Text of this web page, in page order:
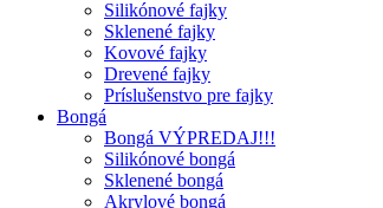
Silikónové fajky
Sklenené fajky
Kovové fajky
Drevené fajky
Príslušenstvo pre fajky
Bongá
Bongá VÝPREDAJ!!!
Silikónové bongá
Sklenené bongá
Akrylové bongá